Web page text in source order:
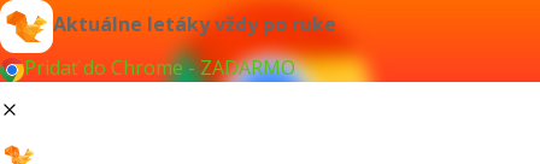
Aktuálne letáky vždy po ruke
Pridať do Chrome - ZADARMO